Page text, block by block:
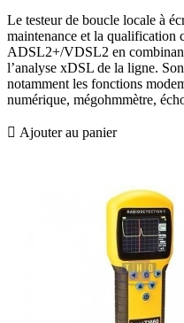
Le testeur de boucle locale à
maintenance et la qualification
ADSL2+/VDSL2 en
l’analyse xDSL de la ligne.
notamment les fonctions
numérique, mégohmmètre,
 Ajouter au panier